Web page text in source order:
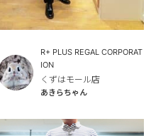
R+ PLUS REGAL CORPORAT
ION
くずはモール店
あきらちゃん